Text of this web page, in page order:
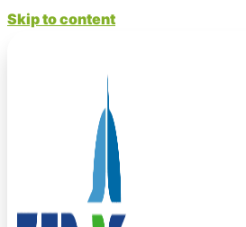
Skip to content